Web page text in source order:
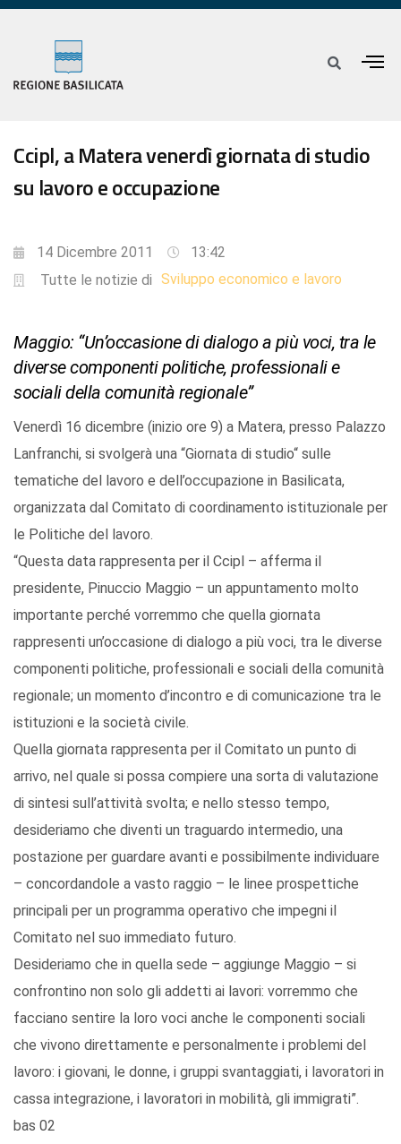
Ccipl, a Matera venerdì giornata di studio
su lavoro e occupazione
14 Dicembre 2011
13:42
Tutte le notizie di Sviluppo economico e lavoro
Maggio: “Un’occasione di dialogo a più voci, tra le
diverse componenti politiche, professionali e
sociali della comunità regionale”
Venerdì 16 dicembre (inizio ore 9) a Matera, presso Palazzo
Lanfranchi, si svolgerà una “Giornata di studio“ sulle
tematiche del lavoro e dell’occupazione in Basilicata,
organizzata dal Comitato di coordinamento istituzionale per
le Politiche del lavoro.
“Questa data rappresenta per il Ccipl – afferma il
presidente, Pinuccio Maggio – un appuntamento molto
importante perché vorremmo che quella giornata
rappresenti un’occasione di dialogo a più voci, tra le diverse
componenti politiche, professionali e sociali della comunità
regionale; un momento d’incontro e di comunicazione tra le
istituzioni e la società civile.
Quella giornata rappresenta per il Comitato un punto di
arrivo, nel quale si possa compiere una sorta di valutazione
di sintesi sull’attività svolta; e nello stesso tempo,
desideriamo che diventi un traguardo intermedio, una
postazione per guardare avanti e possibilmente individuare
– concordandole a vasto raggio – le linee prospettiche
principali per un programma operativo che impegni il
Comitato nel suo immediato futuro.
Desideriamo che in quella sede – aggiunge Maggio – si
confrontino non solo gli addetti ai lavori: vorremmo che
facciano sentire la loro voci anche le componenti sociali
che vivono direttamente e personalmente i problemi del
lavoro: i giovani, le donne, i gruppi svantaggiati, i lavoratori in
cassa integrazione, i lavoratori in mobilità, gli immigrati”.
bas 02